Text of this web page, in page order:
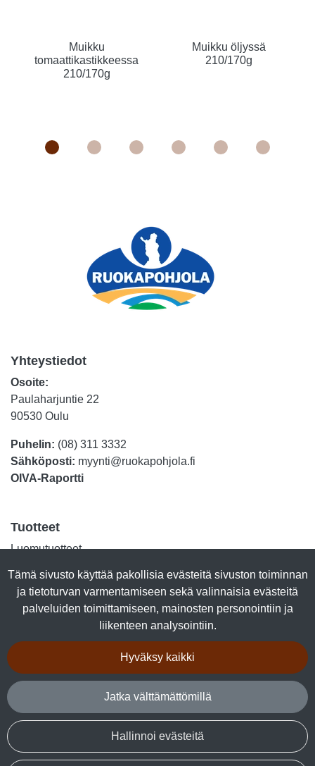
Tämä sivusto käyttää pakollisia evästeitä sivuston toiminnan
ja tietoturvan varmentamiseen sekä valinnaisia evästeitä
palveluiden toimittamiseen, mainosten personointiin ja
liikenteen analysointiin.
Hyväksy kaikki
Jatka välttämättömillä
Hallinnoi evästeitä
Muikku
tomaattikastikkeessa
210/170g
Muikku öljyssä
210/170g
Yhteystiedot
Osoite:
Paulaharjuntie 22
90530 Oulu
Puhelin: (08) 311 3332
Sähköposti: myynti@ruokapohjola.fi
OIVA-Raportti
Tuotteet
Luomutuotteet
Kalasäilykkeet
Marjajalosteet
Talkkuna & Hunaja
Kuivalihat
Tuotepaketit
Seuraa sosiaalisessa mediassa